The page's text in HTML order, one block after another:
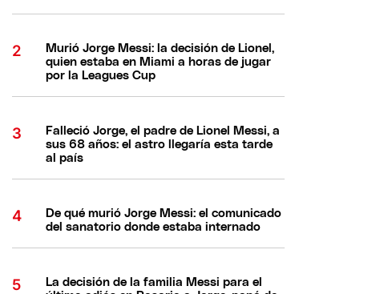
Murió Jorge Messi: la decisión de Lionel,
quien estaba en Miami a horas de jugar
por la Leagues Cup
Falleció Jorge, el padre de Lionel Messi, a
sus 68 años: el astro llegaría esta tarde
al país
De qué murió Jorge Messi: el comunicado
del sanatorio donde estaba internado
La decisión de la familia Messi para el